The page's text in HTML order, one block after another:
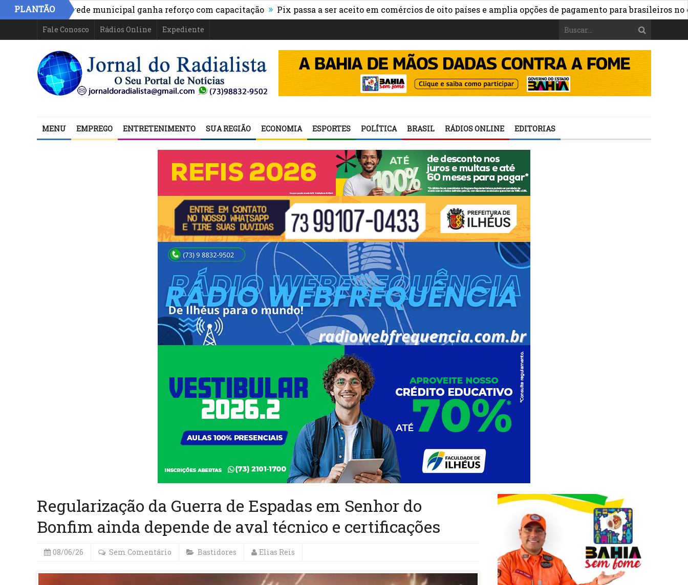
PLANTÃO
da rede municipal ganha reforço com capacitação » Pix passa a ser aceito em comércios de oito países e amplia opções de pagamento para brasileiros no exterior
Fale Conosco Rádios Online Expediente
MENU EMPREGO ENTRETENIMENTO SUA REGIÃO ECONOMIA ESPORTES POLÍTICA BRASIL RÁDIOS ONLINE EDITORIAS
Regularização da Guerra de Espadas em Senhor do
Bonfim ainda depende de aval técnico e certificações
08/06/26 Sem Comentário Bastidores Elias Reis